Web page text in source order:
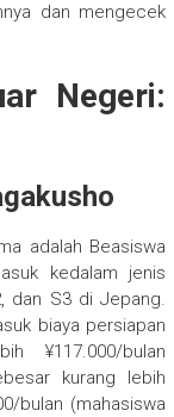
dan mengecek
Negeri:
adalah Beasiswa
kedalam jenis
dan S3 di Jepang.
biaya persiapan
¥117.000/bulan
kurang lebih
bulan (mahasiswa